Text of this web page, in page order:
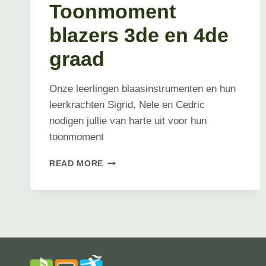
Toonmoment
blazers 3de en 4de
graad
Onze leerlingen blaasinstrumenten en hun
leerkrachten Sigrid, Nele en Cedric
nodigen jullie van harte uit voor hun
toonmoment
READ MORE TOONMOMENT